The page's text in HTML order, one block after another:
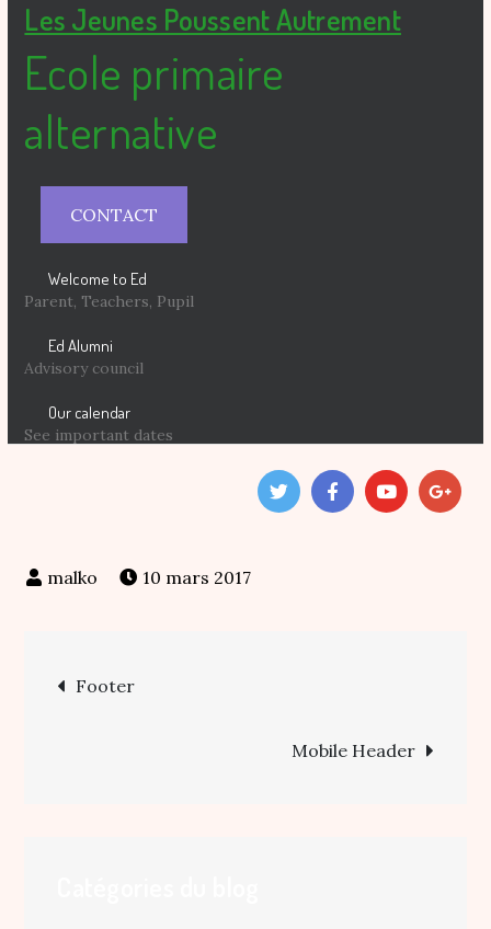
Les Jeunes Poussent Autrement
Ecole primaire
alternative
CONTACT
Welcome to Ed
Parent, Teachers, Pupil
Ed Alumni
Advisory council
Our calendar
See important dates
10 mars 2017
Navigation
Footer
Mobile Header